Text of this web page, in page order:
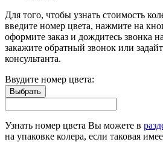
Для того, чтобы узнать стоимость
введите номер цвета, нажмите на
оформите заказ и дождитесь звонка
закажите обратный звонок или
консультанта.
Ввудите номер цвета:
Узнать номер цвета Вы можете в
на упаковке колера, если таковая